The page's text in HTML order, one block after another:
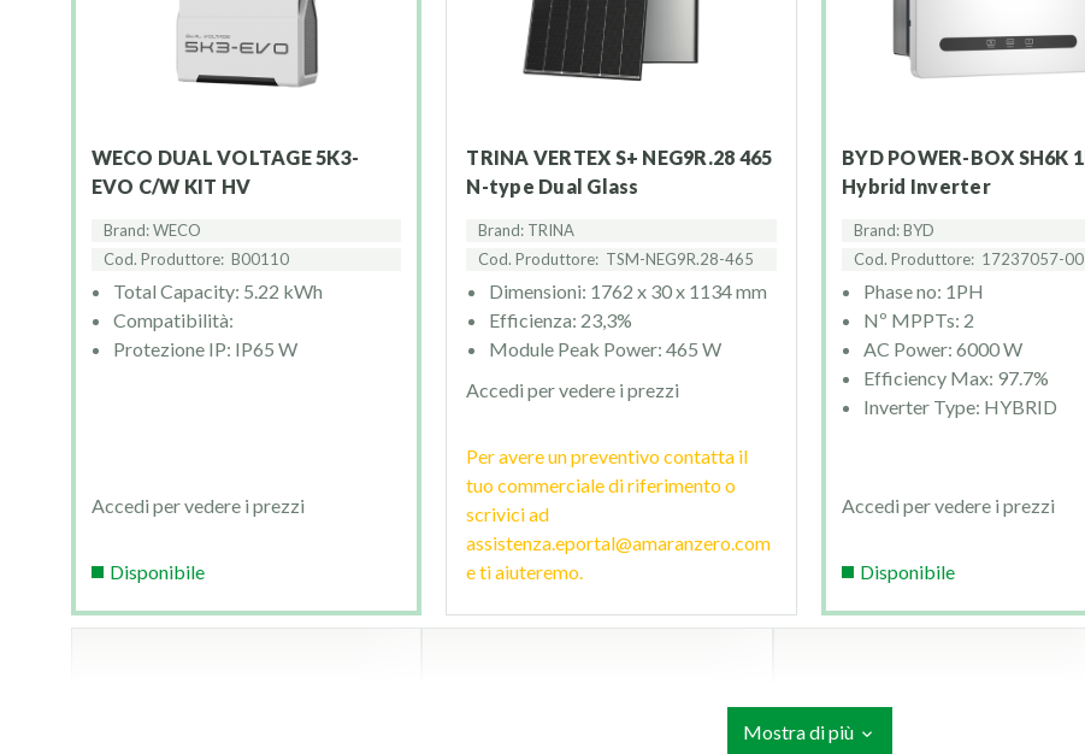
WECO DUAL VOLTAGE 5K3-
EVO C/W KIT HV
Brand: WECO
Cod. Produttore: B00110
Total Capacity: 5.22 kWh
Compatibilità:
Protezione IP: IP65 W
Accedi per vedere i prezzi
Disponibile
TRINA VERTEX S+ NEG9R.28 465
N-type Dual Glass
Brand: TRINA
Cod. Produttore: TSM-NEG9R.28-465
Dimensioni: 1762 x 30 x 1134 mm
Efficienza: 23,3%
Module Peak Power: 465 W
Accedi per vedere i prezzi
Per avere un preventivo contatta il
tuo commerciale di riferimento o
scrivici ad
assistenza.eportal@amaranzero.com
e ti aiuteremo.
BYD POWER-BOX SH6K 1PH
Hybrid Inverter
Brand: BYD
Cod. Produttore: 17237057-00
Phase no: 1PH
Nº MPPTs: 2
AC Power: 6000 W
Efficiency Max: 97.7%
Inverter Type: HYBRID
Accedi per vedere i prezzi
Disponibile
Mostra di più